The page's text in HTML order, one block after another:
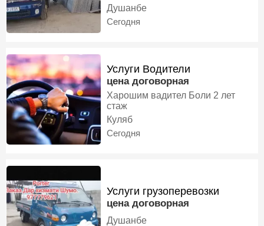
Душанбе
Сегодня
Услуги Водители
цена договорная
Харошим вадител Боли 2 лет
стаж
Куляб
Сегодня
Услуги грузоперевозки
цена договорная
Душанбе